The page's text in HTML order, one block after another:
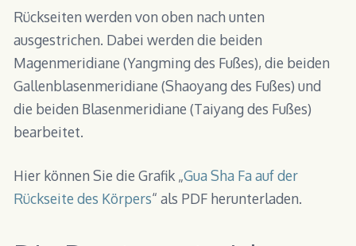
Rückseiten werden von oben nach unten
ausgestrichen. Dabei werden die beiden
Magenmeridiane (Yangming des Fußes), die beiden
Gallenblasenmeridiane (Shaoyang des Fußes) und
die beiden Blasenmeridiane (Taiyang des Fußes)
bearbeitet.
Hier können Sie die Grafik „Gua Sha Fa auf der
Rückseite des Körpers“ als PDF herunterladen.